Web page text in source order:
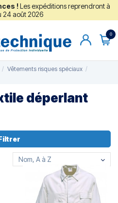
!Les expéditions reprendront à
24 août 2026
0
Vêtements risques spéciaux
déperlant
Nom, A à Z